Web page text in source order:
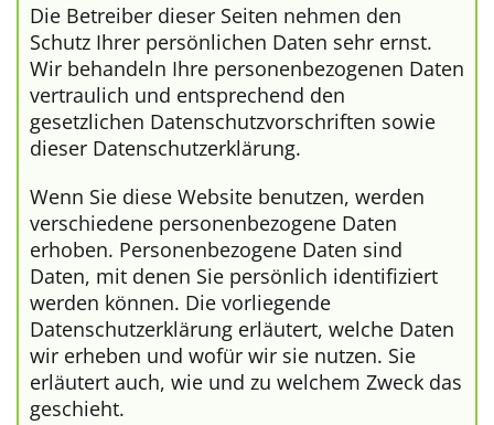
Die Betreiber dieser Seiten nehmen den
Schutz Ihrer persönlichen Daten sehr ernst.
Wir behandeln Ihre personenbezogenen Daten
vertraulich und entsprechend den
gesetzlichen Datenschutzvorschriften sowie
dieser Datenschutzerklärung.
Wenn Sie diese Website benutzen, werden
verschiedene personenbezogene Daten
erhoben. Personenbezogene Daten sind
Daten, mit denen Sie persönlich identifiziert
werden können. Die vorliegende
Datenschutzerklärung erläutert, welche Daten
wir erheben und wofür wir sie nutzen. Sie
erläutert auch, wie und zu welchem Zweck das
geschieht.